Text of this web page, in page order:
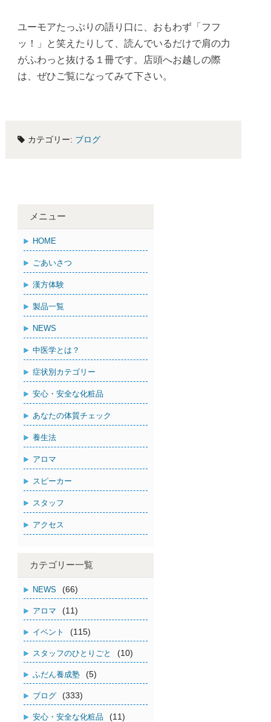
ユーモアたっぷりの語り口に、おもわず「フフ
ッ！」と笑えたりして、読んでいるだけで肩の力
がふわっと抜ける１冊です。店頭へお越しの際
は、ぜひご覧になってみて下さい。
カテゴリー: ブログ
メニュー
HOME
ごあいさつ
漢方体験
製品一覧
NEWS
中医学とは？
症状別カテゴリー
安心・安全な化粧品
あなたの体質チェック
養生法
アロマ
スピーカー
スタッフ
アクセス
カテゴリー一覧
NEWS (66)
アロマ (11)
イベント (115)
スタッフのひとりごと (10)
ふだん養成塾 (5)
ブログ (333)
安心・安全な化粧品 (11)